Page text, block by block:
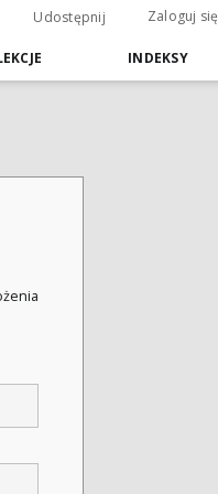
Udostępnij Zaloguj się
INDEKSY